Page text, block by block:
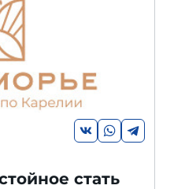
стать